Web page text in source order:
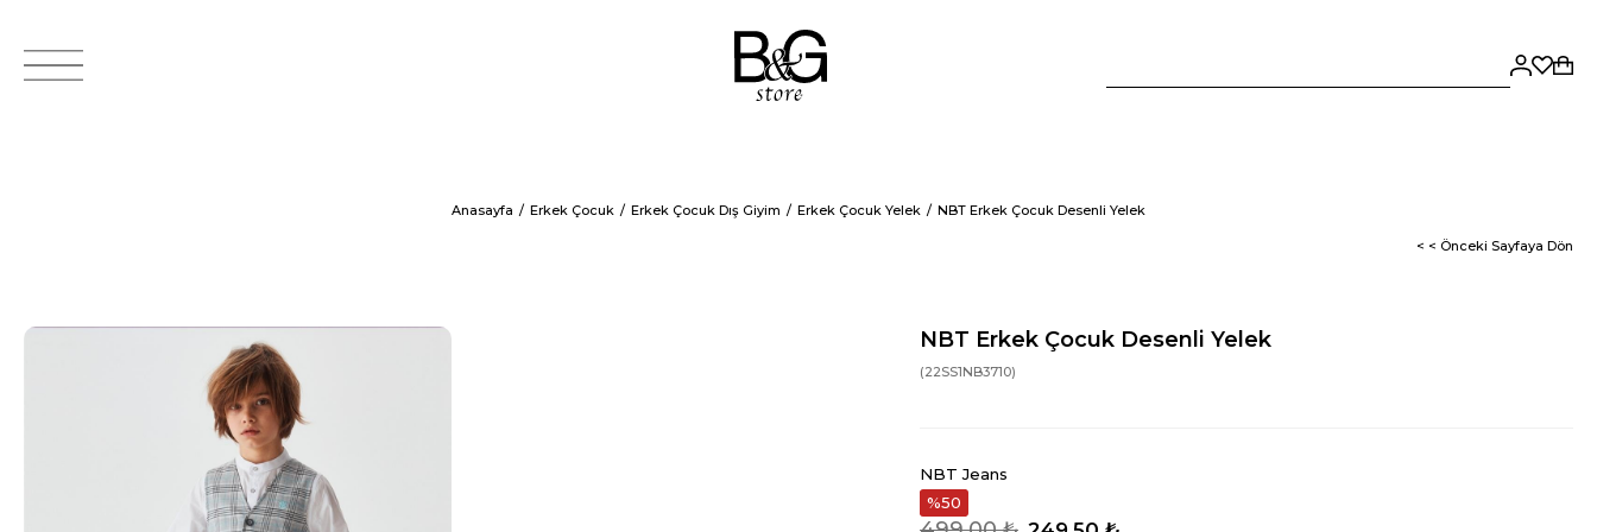
Anasayfa Erkek Çocuk Erkek Çocuk Dış Giyim Erkek Çocuk Yelek NBT Erkek Çocuk Desenli Yelek
< < Önceki Sayfaya Dön
NBT Erkek Çocuk Desenli Yelek
(22SS1NB3710)
NBT Jeans
50